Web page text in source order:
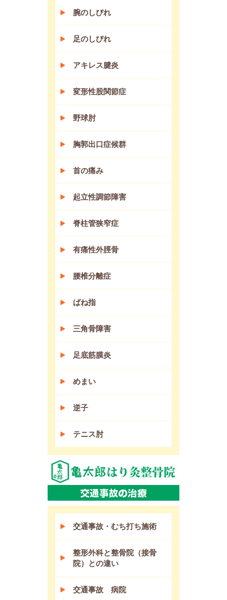
腕のしびれ
足のしびれ
アキレス腱炎
変形性股関節症
野球肘
胸郭出口症候群
首の痛み
起立性調節障害
脊柱管狭窄症
有痛性外脛骨
腰椎分離症
ばね指
三角骨障害
足底筋膜炎
めまい
逆子
テニス肘
交通事故・むち打ち施術
整形外科と整骨院（接骨
院）との違い
交通事故 病院